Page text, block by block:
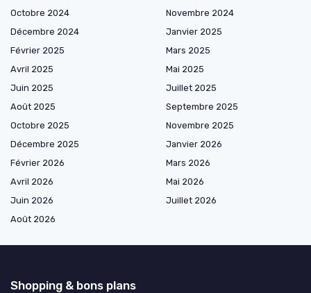
Octobre 2024
Novembre 2024
Décembre 2024
Janvier 2025
Février 2025
Mars 2025
Avril 2025
Mai 2025
Juin 2025
Juillet 2025
Août 2025
Septembre 2025
Octobre 2025
Novembre 2025
Décembre 2025
Janvier 2026
Février 2026
Mars 2026
Avril 2026
Mai 2026
Juin 2026
Juillet 2026
Août 2026
Shopping & bons plans